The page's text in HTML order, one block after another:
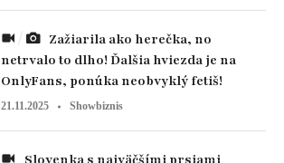
netrvalo to dlho! Ďalšia hviezda je na
OnlyFans, ponúka neobvyklý fetiš!
21.11.2025 Showbiznis